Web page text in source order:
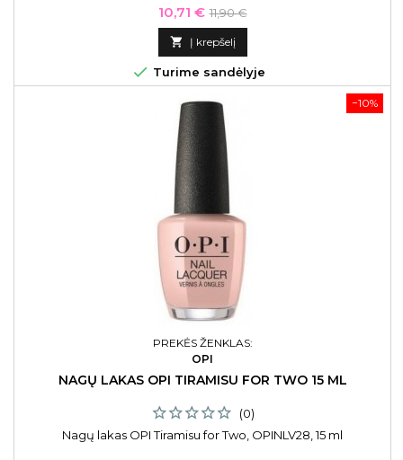
Kaina
10,71 € Bazinė
kaina
11,90 €
 Į krepšelį
 Turime sandėlyje
−10%
PREKĖS ŽENKLAS:
OPI
NAGŲ LAKAS OPI TIRAMISU FOR TWO 15 ML
(0)
Nagų lakas OPI Tiramisu for Two, OPINLV28, 15 ml